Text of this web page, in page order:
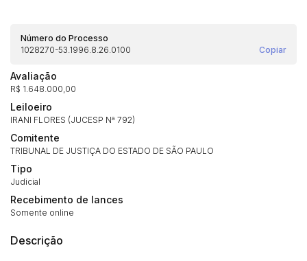
Número do Processo
1028270-53.1996.8.26.0100
Copiar
Avaliação
R$ 1.648.000,00
Leiloeiro
IRANI FLORES (JUCESP Nª 792)
Comitente
TRIBUNAL DE JUSTIÇA DO ESTADO DE SÃO PAULO
Tipo
Judicial
Recebimento de lances
Somente online
Descrição